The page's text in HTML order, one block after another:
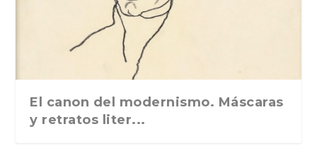
El canon del modernismo. Máscaras
y retratos liter...